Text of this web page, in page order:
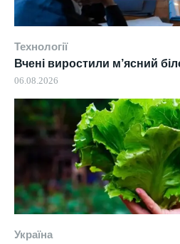
Технології
Вчені виростили м’ясний
06.08.2026
Україна